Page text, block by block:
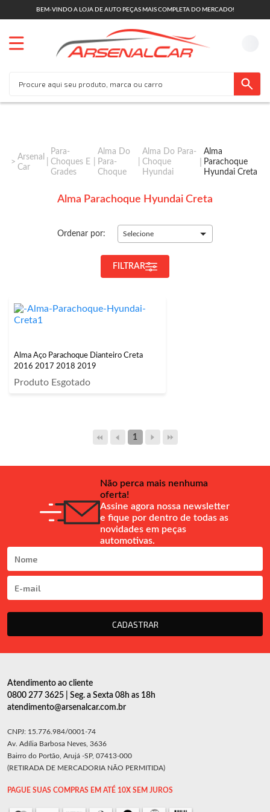
BEM-VINDO A LOJA DE AUTO PEÇAS MAIS COMPLETA DO MERCADO!
Arsenal
Car
Para-
Choques E
Grades
Alma Do
Para-
Choque
Alma Do Para-
Choque
Hyundai
Alma
Parachoque
Hyundai Creta
Alma Parachoque Hyundai Creta
Ordenar por: Selecione
FILTRAR
Alma Aço Parachoque Dianteiro Creta
2016 2017 2018 2019
Produto Esgotado
1
Não perca mais nenhuma
oferta!
Assine agora nossa newsletter
e fique por dentro de todas as
novidades em peças
automotivas.
CADASTRAR
Atendimento ao cliente
0800 277 3625 | Seg. a Sexta 08h as 18h
atendimento@arsenalcar.com.br
CNPJ: 15.776.984/0001-74
Av. Adília Barbosa Neves, 3636
Bairro do Portão, Arujá -SP, 07413-000
(RETIRADA DE MERCADORIA NÃO PERMITIDA)
PAGUE SUAS COMPRAS EM ATÉ 10X SEM JUROS